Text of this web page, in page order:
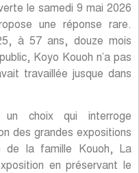
le samedi 9 mai 2026
une réponse rare.
à 57 ans, douze mois
Koyo Kouoh n’a pas
travaillée jusque dans
un choix qui interroge
des grandes expositions
de la famille Kouoh, La
en préservant le